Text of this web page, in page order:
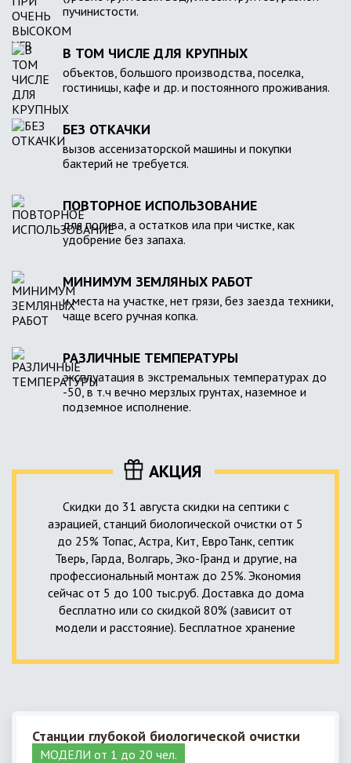
пучинистости.
В ТОМ ЧИСЛЕ ДЛЯ КРУПНЫХ
объектов, большого производства, поселка,
гостиницы, кафе и др. и постоянного проживания.
БЕЗ ОТКАЧКИ
вызов ассенизаторской машины и покупки
бактерий не требуется.
ПОВТОРНОЕ ИСПОЛЬЗОВАНИЕ
для полива, а остатков ила при чистке, как
удобрение без запаха.
МИНИМУМ ЗЕМЛЯНЫХ РАБОТ
и места на участке, нет грязи, без заезда техники,
чаще всего ручная копка.
РАЗЛИЧНЫЕ ТЕМПЕРАТУРЫ
эксплуатация в экстремальных температурах до
-50, в т.ч вечно мерзлых грунтах, наземное и
подземное исполнение.
АКЦИЯ
Скидки до 31 августа скидки на септики с
аэрацией, станций биологической очистки от 5
до 25% Топас, Астра, Кит, ЕвроТанк, септик
Тверь, Гарда, Волгарь, Эко-Гранд и другие, на
профессиональный монтаж до 25%. Экономия
сейчас от 5 до 100 тыс.руб. Доставка до дома
бесплатно или со скидкой 80% (зависит от
модели и расстояние). Бесплатное хранение
Станции глубокой биологической очистки
МОДЕЛИ от 1 до 20 чел.